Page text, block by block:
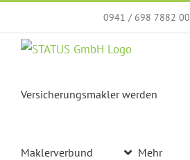
Inhalt
springen
0941 / 698 7882 00
Versicherungsmakler werden
Maklerverbund Mehr